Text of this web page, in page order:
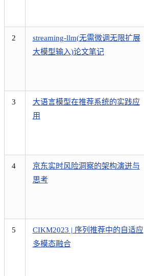
2
streaming-llm(无需微调无限扩展
大模型输入)论文笔记
3
大语言模型在推荐系统的实践应
用
4
京东实时风险洞察的架构演迸与
思考
5
CIKM2023 | 序列推荐中的自适应
多模态融合